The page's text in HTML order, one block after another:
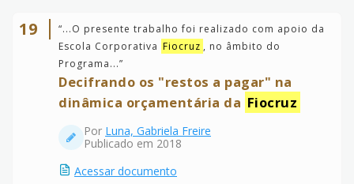
19 “...O presente trabalho foi realizado com apoio da
Escola Corporativa Fiocruz , no âmbito do
Programa...”
Decifrando os "restos a pagar" na
dinâmica orçamentária da Fiocruz
Por Luna, Gabriela Freire
Publicado em 2018
Acessar documento